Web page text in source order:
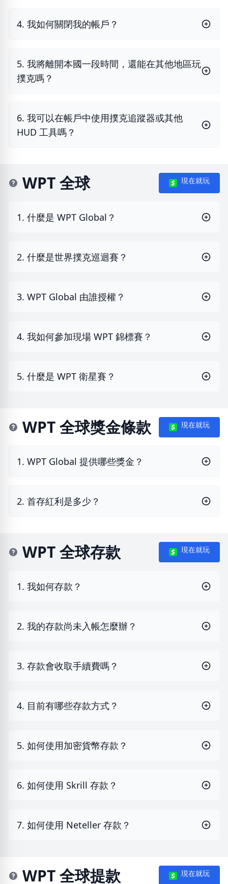
4. 我如何關閉我的帳戶？
5. 我將離開本國一段時間，還能在其他地區玩
撲克嗎？
6. 我可以在帳戶中使用撲克追蹤器或其他
HUD 工具嗎？
WPT 全球 現在就玩
1. 什麼是 WPT Global？
2. 什麼是世界撲克巡迴賽？
3. WPT Global 由誰授權？
4. 我如何參加現場 WPT 錦標賽？
5. 什麼是 WPT 衛星賽？
WPT 全球獎金條款 現在就玩
1. WPT Global 提供哪些獎金？
2. 首存紅利是多少？
WPT 全球存款 現在就玩
1. 我如何存款？
2. 我的存款尚未入帳怎麼辦？
3. 存款會收取手續費嗎？
4. 目前有哪些存款方式？
5. 如何使用加密貨幣存款？
6. 如何使用 Skrill 存款？
7. 如何使用 Neteller 存款？
WPT 全球提款 現在就玩